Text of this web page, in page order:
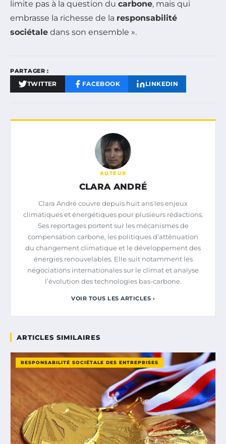
limite pas à la question du carbone, mais qui
embrasse la richesse de la responsabilité
sociétale dans son ensemble ».
PARTAGER :
TWITTER FACEBOOK LINKEDIN
AUTEUR
CLARA ANDRÉ
Clara André couvre depuis huit ans les enjeux
climatiques et énergétiques pour plusieurs rédactions.
Ses reportages portent sur les mécanismes de
compensation carbone, les politiques d’atténuation
du changement climatique et le développement des
énergies renouvelables. Elle suit notamment les
négociations internationales sur le climat et analyse
l’évolution des technologies bas-carbone.
VOIR TOUS LES ARTICLES ›
ARTICLES SIMILAIRES
RESPONSABILITÉ SOCIÉTALE DES ENTREPRISES